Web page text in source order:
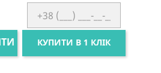
КУПИТИ В 1 КЛІК